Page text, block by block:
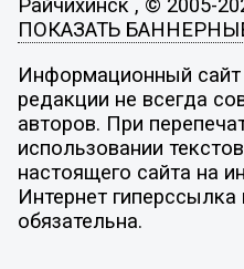
Райчихинск , © 2005-
ПОКАЗАТЬ
Информационный сайт
редакции не всегда
авторов. При
использовании
настоящего сайта на
Интернет гиперссылка
обязательна.